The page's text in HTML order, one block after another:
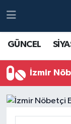
GÜNCEL
İzmir